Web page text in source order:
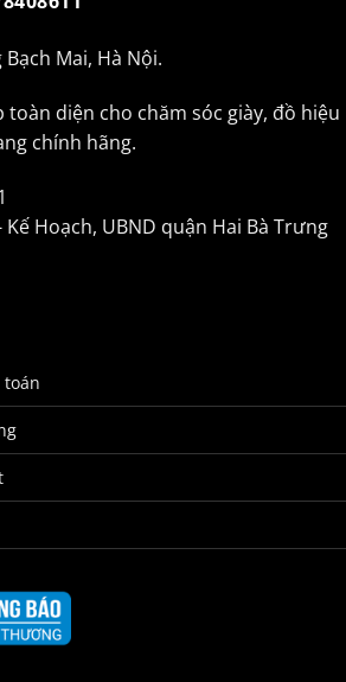
Mai, Hà Nội.
toàn diện cho chăm sóc giày, đồ hiệu
chính hãng.
Hoạch, UBND quận Hai Bà Trưng
toán